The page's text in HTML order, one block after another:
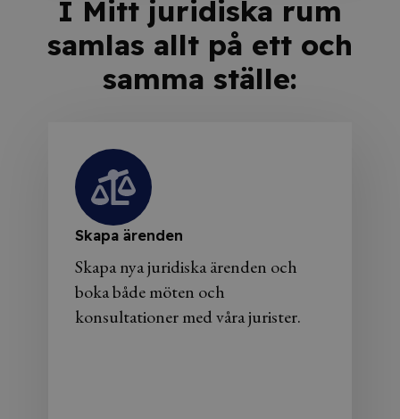
I Mitt juridiska rum
samlas allt på ett och
samma ställe:
Skapa ärenden
Skapa nya juridiska ärenden och
boka både möten och
konsultationer med våra jurister.